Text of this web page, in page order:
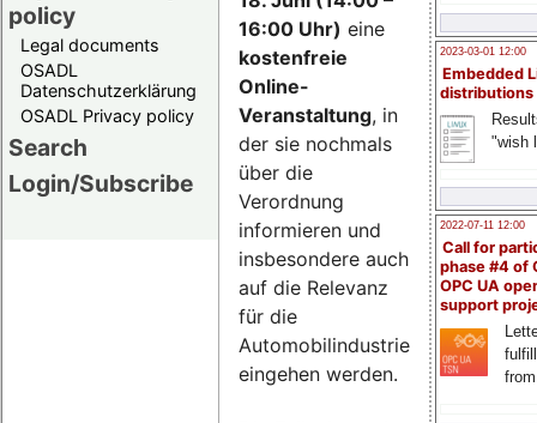
policy
Legal documents
OSADL
Datenschutzerklärung
OSADL Privacy policy
Search
Login/Subscribe
2023-03-01 12:00
Embedded
distributions
"wish
2022-07-11 12:00
Call for
phase #4 of
OPC UA
support
16:00 Uhr) eine
kostenfreie
Online-
Veranstaltung, in
der sie nochmals
über die
Verordnung
informieren und
insbesondere auch
auf die Relevanz
für die
Automobilindustrie
eingehen werden.